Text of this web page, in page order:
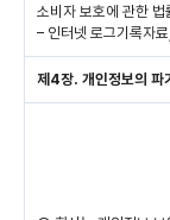
소비자 보호에 관한 법
– 인터넷 로그기록자
제4장. 개인정보의 파